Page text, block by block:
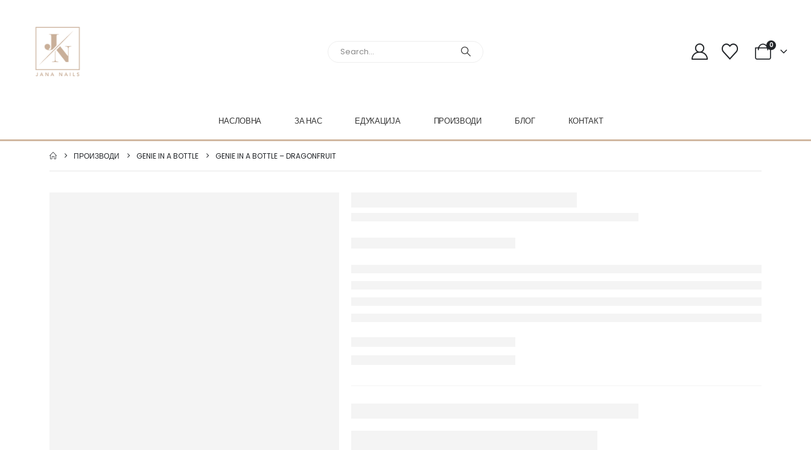
0
НАСЛОВНА ЗА НАС ЕДУКАЦИЈА ПРОИЗВОДИ БЛОГ КОНТАКТ
ПРОИЗВОДИ GENIE IN A BOTTLE GENIE IN A BOTTLE – DRAGONFRUIT